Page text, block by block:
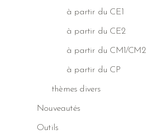
à partir du CE1
à partir du CE2
à partir du CM1/CM2
à partir du CP
thèmes divers
Nouveautés
Outils